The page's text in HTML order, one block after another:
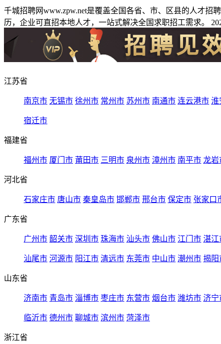
千城招聘网www.zpw.net是覆盖全国各省、市、区县的人才
历，企业可直招本地人才，一站式解决全国求职招工需求。
江苏省
南京市 无锡市 徐州市 常州市 苏州市 南通市 连云港市 淮
宿迁市
福建省
福州市 厦门市 莆田市 三明市 泉州市 漳州市 南平市 龙岩
河北省
石家庄市 唐山市 秦皇岛市 邯郸市 邢台市 保定市 张家口
广东省
广州市 韶关市 深圳市 珠海市 汕头市 佛山市 江门市 湛江
汕尾市 河源市 阳江市 清远市 东莞市 中山市 潮州市 揭阳
山东省
济南市 青岛市 淄博市 枣庄市 东营市 烟台市 潍坊市 济宁
临沂市 德州市 聊城市 滨州市 菏泽市
浙江省